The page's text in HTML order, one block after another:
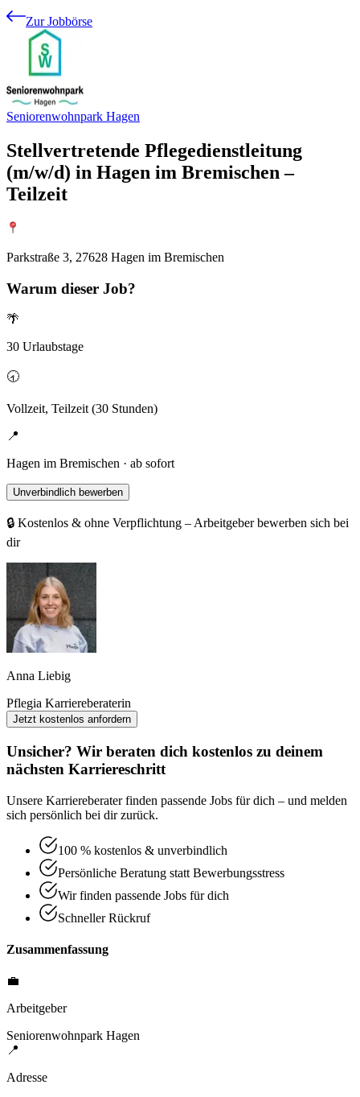
Zur Jobbörse
Seniorenwohnpark Hagen
Stellvertretende Pflegedienstleitung
(m/w/d) in Hagen im Bremischen –
Teilzeit
Parkstraße 3, 27628 Hagen im Bremischen
Warum dieser Job?
🌴
30 Urlaubstage
🕣
Vollzeit, Teilzeit (30 Stunden)
📍
Hagen im Bremischen · ab sofort
Unverbindlich bewerben
🔒 Kostenlos & ohne Verpflichtung – Arbeitgeber bewerben sich bei
dir
Anna Liebig
Pflegia Karriereberaterin
Jetzt kostenlos anfordern
Unsicher? Wir beraten dich kostenlos zu deinem
nächsten Karriereschritt
Unsere Karriereberater finden passende Jobs für dich – und melden
sich persönlich bei dir zurück.
100 % kostenlos & unverbindlich
Persönliche Beratung statt Bewerbungsstress
Wir finden passende Jobs für dich
Schneller Rückruf
Zusammenfassung
💼
Arbeitgeber
Seniorenwohnpark Hagen
📍
Adresse